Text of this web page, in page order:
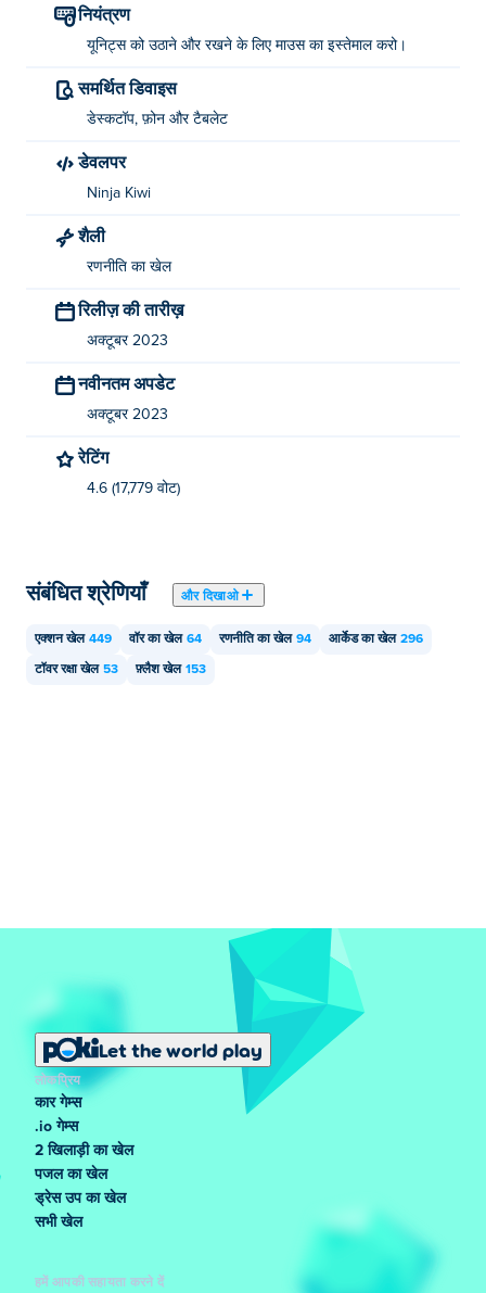
नियंत्रण
यूनिट्स को उठाने और रखने के लिए माउस का इस्तेमाल करो।
समर्थित डिवाइस
डेस्कटॉप, फ़ोन और टैबलेट
डेवलपर
Ninja Kiwi
शैली
रणनीति का खेल
रिलीज़ की तारीख़
अक्टूबर 2023
नवीनतम अपडेट
अक्टूबर 2023
रेटिंग
4.6 (17,779 वोट)
संबंधित श्रेणियाँ और दिखाओ
एक्शन खेल 449 वॉर का खेल 64 रणनीति का खेल 94 आर्केड का खेल 296
टॉवर रक्षा खेल 53 फ़्लैश खेल 153
Let the world play
लोकप्रिय
कार गेम्स
.io गेम्स
2 खिलाड़ी का खेल
पजल का खेल
ड्रेस उप का खेल
सभी खेल
हमें आपकी सहायता करने दें